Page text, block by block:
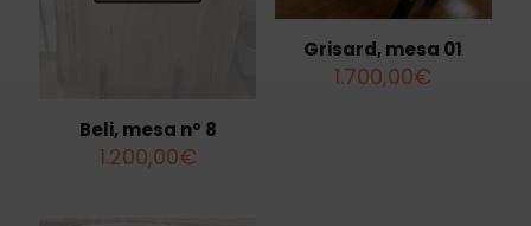
Beli, mesa nº 8
1.200,00€
Grisard, mesa 01
1.700,00€